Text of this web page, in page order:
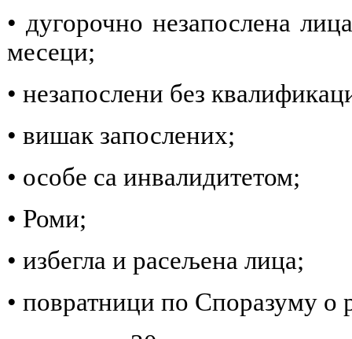
• дугорочно незапослена
месеци;
• незапослени без
• вишак запослених;
• особе са инвалидитетом;
• Роми;
• избегла и расељена лица;
• повратници по Споразуму о